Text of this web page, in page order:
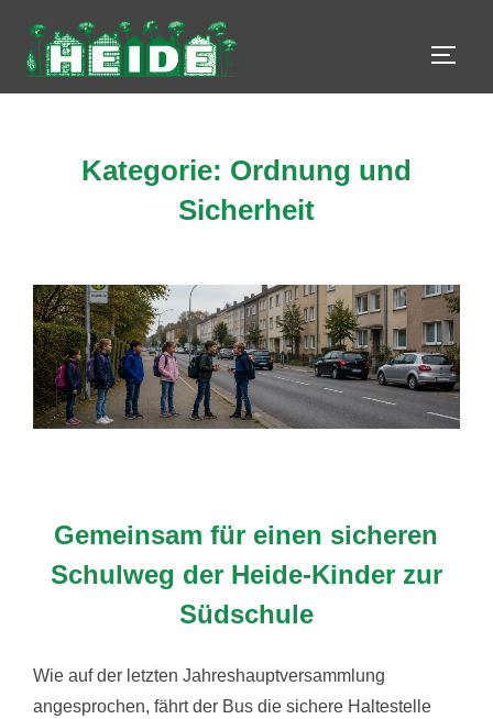
Inhalt
springen
Kategorie: Ordnung und
Sicherheit
Gemeinsam für einen sicheren
Schulweg der Heide-Kinder zur
Südschule
Wie auf der letzten Jahreshauptversammlung
angesprochen, fährt der Bus die sichere Haltestelle